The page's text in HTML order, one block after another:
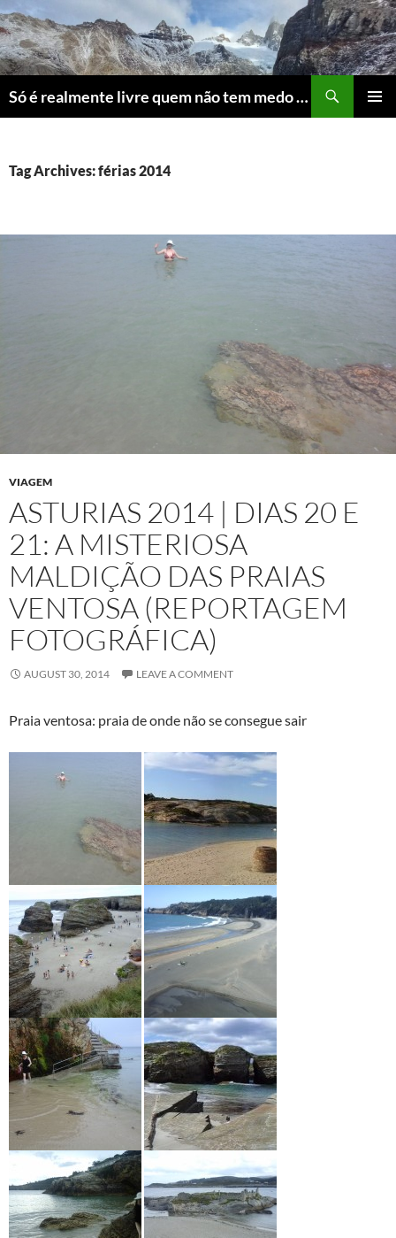
Skip
to
content
Só é realmente livre quem não tem medo do ridículo
Tag Archives: férias 2014
VIAGEM
ASTURIAS 2014 | DIAS 20 E
21: A MISTERIOSA
MALDIÇÃO DAS PRAIAS
VENTOSA (REPORTAGEM
FOTOGRÁFICA)
AUGUST 30, 2014 LEAVE A COMMENT
Praia ventosa: praia de onde não se consegue sair